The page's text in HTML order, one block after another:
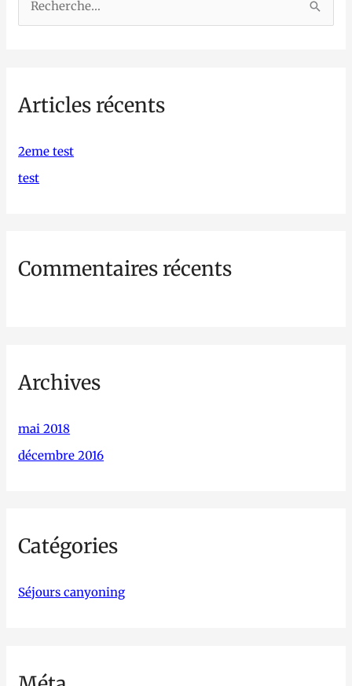
e
c
h
:
Articles récents
2eme test
test
Commentaires récents
Archives
mai 2018
décembre 2016
Catégories
Séjours canyoning